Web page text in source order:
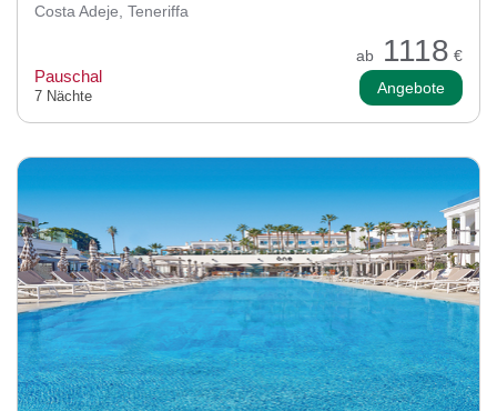
Costa Adeje, Teneriffa
ab 1118 €
Pauschal
7 Nächte Angebote